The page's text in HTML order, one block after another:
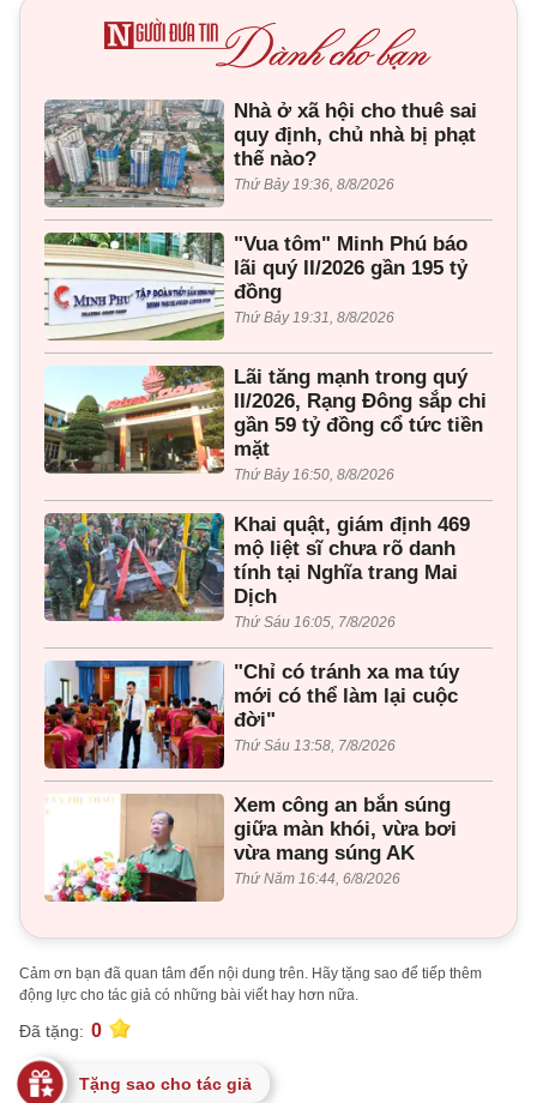
Nhà ở xã hội cho thuê sai
quy định, chủ nhà bị phạt
thế nào?
Thứ Bảy 19:36, 8/8/2026
"Vua tôm" Minh Phú báo
lãi quý II/2026 gần 195 tỷ
đồng
Thứ Bảy 19:31, 8/8/2026
Lãi tăng mạnh trong quý
II/2026, Rạng Đông sắp chi
gần 59 tỷ đồng cổ tức tiền
mặt
Thứ Bảy 16:50, 8/8/2026
Khai quật, giám định 469
mộ liệt sĩ chưa rõ danh
tính tại Nghĩa trang Mai
Dịch
Thứ Sáu 16:05, 7/8/2026
"Chỉ có tránh xa ma túy
mới có thể làm lại cuộc
đời"
Thứ Sáu 13:58, 7/8/2026
Xem công an bắn súng
giữa màn khói, vừa bơi
vừa mang súng AK
Thứ Năm 16:44, 6/8/2026
Cảm ơn bạn đã quan tâm đến nội dung trên. Hãy tặng sao để tiếp thêm
động lực cho tác giả có những bài viết hay hơn nữa.
Đã tặng: 0
Tặng sao cho tác giả